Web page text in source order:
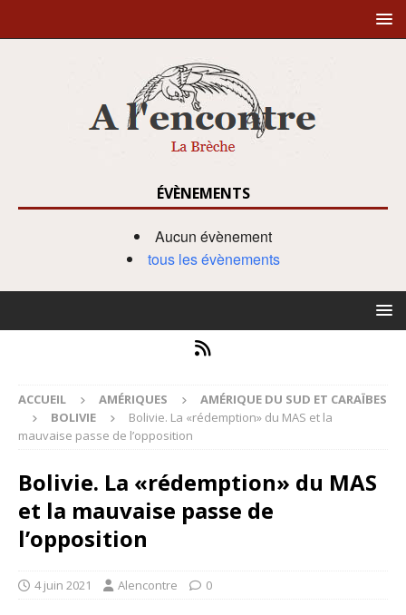
ÉVÈNEMENTS
Aucun évènement
tous les évènements
ACCUEIL AMÉRIQUES
AMÉRIQUE DU SUD ET CARAÏBES
BOLIVIE
Bolivie. La «rédemption» du MAS et la
mauvaise passe de l’opposition
Bolivie. La «rédemption» du MAS
et la mauvaise passe de
l’opposition
4 juin 2021 Alencontre 0